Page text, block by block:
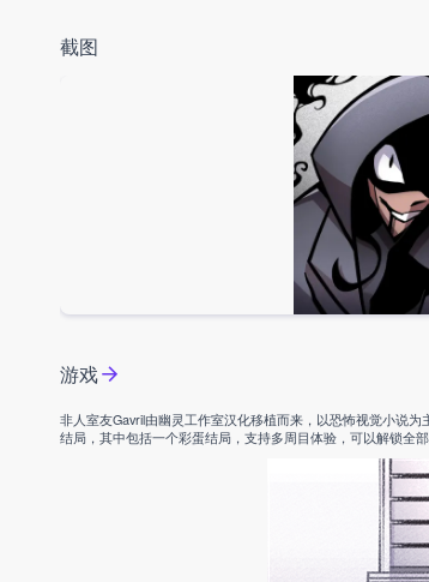
截图
游戏
非人室友Gavril由幽灵工作室汉化移植而来，以恐怖视觉小说
结局，其中包括一个彩蛋结局，支持多周目体验，可以解锁全